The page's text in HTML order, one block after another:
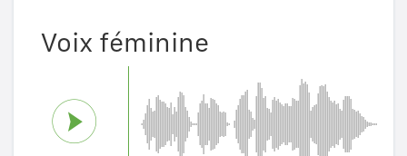
Voix féminine